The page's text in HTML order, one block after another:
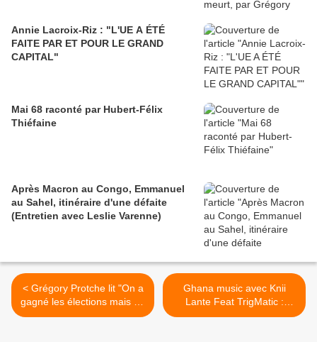
Annie Lacroix-Riz : "L'UE A ÉTÉ
FAITE PAR ET POUR LE GRAND
CAPITAL"
Mai 68 raconté par Hubert-Félix
Thiéfaine
Après Macron au Congo, Emmanuel
au Sahel, itinéraire d'une défaite
(Entretien avec Leslie Varenne)
< Grégory Protche lit "On a
gagné les élections mais on
a perdu la guerre"
Ghana music avec Knii
Lante Feat TrigMatic :
When You Love Someone >